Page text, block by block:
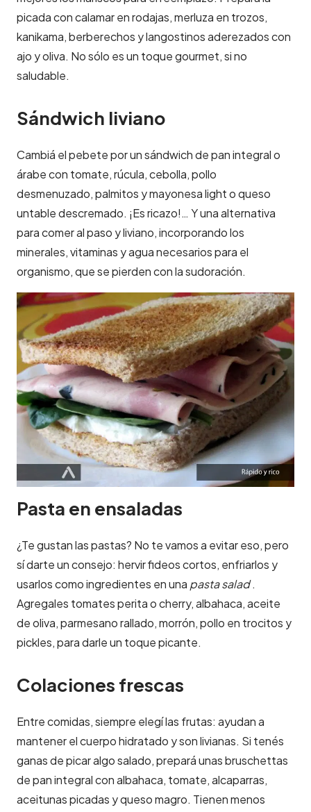
picada con calamar en rodajas, merluza en trozos,
kanikama, berberechos y langostinos aderezados con
ajo y oliva. No sólo es un toque gourmet, si no
saludable.
Sándwich liviano
Cambiá el pebete por un sándwich de pan integral o
árabe con tomate, rúcula, cebolla, pollo
desmenuzado, palmitos y mayonesa light o queso
untable descremado. ¡Es ricazo!… Y una alternativa
para comer al paso y liviano, incorporando los
minerales, vitaminas y agua necesarios para el
organismo, que se pierden con la sudoración.
Pasta en ensaladas
¿Te gustan las pastas? No te vamos a evitar eso, pero
sí darte un consejo: hervir fideos cortos, enfriarlos y
usarlos como ingredientes en una pasta salad.
Agregales tomates perita o cherry, albahaca, aceite
de oliva, parmesano rallado, morrón, pollo en trocitos y
pickles, para darle un toque picante.
Colaciones frescas
Entre comidas, siempre elegí las frutas: ayudan a
mantener el cuerpo hidratado y son livianas. Si tenés
ganas de picar algo salado, prepará unas bruschettas
de pan integral con albahaca, tomate, alcaparras,
aceitunas picadas y queso magro. Tienen menos